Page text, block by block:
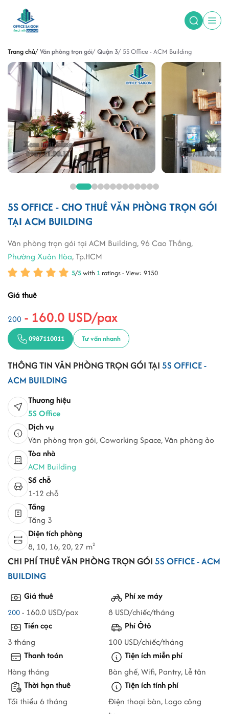
Trang chủ Văn phòng trọn gói Quận 3 5S Office - ACM Building
5S OFFICE - CHO THUÊ VĂN PHÒNG TRỌN GÓI
TẠI ACM BUILDING
Văn phòng trọn gói tại ACM Building, 96 Cao Thắng,
Phường Xuân Hòa, Tp.HCM
5/5with 1 ratings - View: 9150
Giá thuê
200 - 160.0 USD/pax
0987110011 Tư vấn nhanh
THÔNG TIN VĂN PHÒNG TRỌN GÓI TẠI 5S OFFICE -
ACM BUILDING
Thương hiệu
5S Office
Dịch vụ
Văn phòng trọn gói, Coworking Space, Văn phòng ảo
Tòa nhà
ACM Building
Số chỗ
1-12 chỗ
Tầng
Tầng 3
Diện tích phòng
8, 10, 16, 20, 27 m2
CHI PHÍ THUÊ VĂN PHÒNG TRỌN GÓI 5S OFFICE - ACM
BUILDING
Giá thuê
200- 160.0 USD/pax
Phí xe máy
8 USD/chiếc/tháng
Tiền cọc
3 tháng
Phí Ôtô
100 USD/chiếc/tháng
Thanh toán
Hàng tháng
Tiện ích miễn phí
Bàn ghế, Wifi, Pantry, Lễ tân
Thời hạn thuê
Tối thiểu 6 tháng
Tiện ích tính phí
Điện thoại bàn, Logo công